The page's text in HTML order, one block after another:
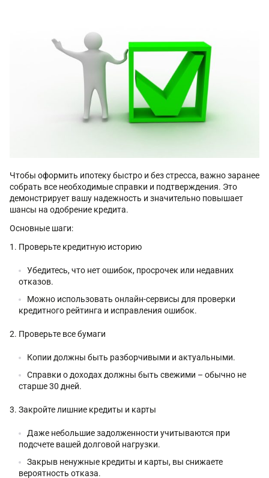
Чтобы оформить ипотеку быстро и без стресса, важно заранее
собрать все необходимые справки и подтверждения. Это
демонстрирует вашу надежность и значительно повышает
шансы на одобрение кредита.
Основные шаги:
Проверьте кредитную историю
Убедитесь, что нет ошибок, просрочек или недавних
отказов.
Можно использовать онлайн-сервисы для проверки
кредитного рейтинга и исправления ошибок.
Проверьте все бумаги
Копии должны быть разборчивыми и актуальными.
Справки о доходах должны быть свежими – обычно не
старше 30 дней.
Закройте лишние кредиты и карты
Даже небольшие задолженности учитываются при
подсчете вашей долговой нагрузки.
Закрыв ненужные кредиты и карты, вы снижаете
вероятность отказа.